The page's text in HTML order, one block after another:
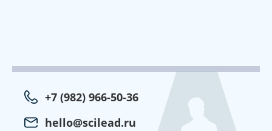
+7 (982) 966-50-36
hello@scilead.ru